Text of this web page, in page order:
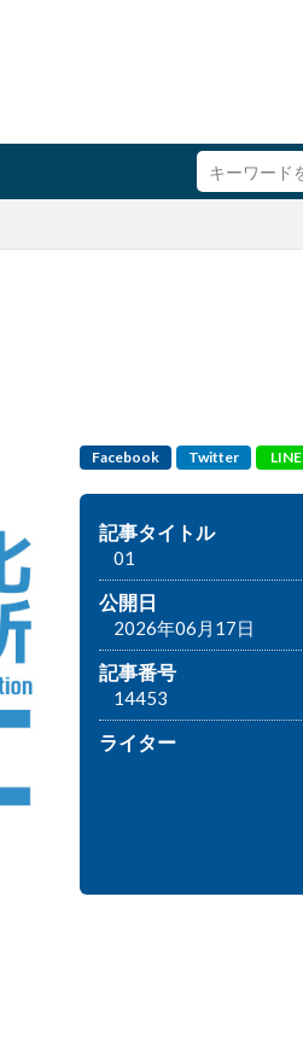
Facebook Twitter LINE
記事タイトル
01
公開日
2026年06月17日
記事番号
14453
ライター